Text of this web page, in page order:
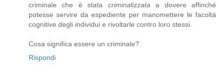
criminale che è stata criminalizzata a dovere affinché
potesse servire da espediente per manomettere le facoltà
cognitive degli individui e rivoltarle contro loro stessi.
Cosa significa essere un criminale?
Rispondi